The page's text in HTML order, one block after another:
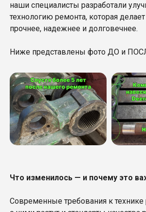
наши специалисты разработали
технологию ремонта, которая
прочнее, надежнее и долговечнее.
Ниже представлены фото ДО и
Что изменилось — и почему это
Современные требования к технике